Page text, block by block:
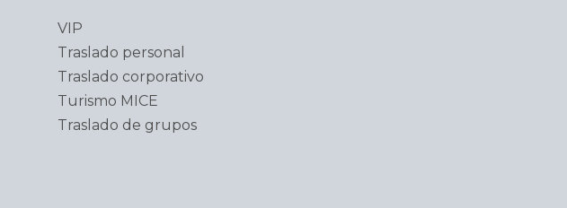
VIP
Traslado personal
Traslado corporativo
Turismo MICE
Traslado de grupos